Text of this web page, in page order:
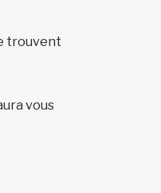
trouvent
vous